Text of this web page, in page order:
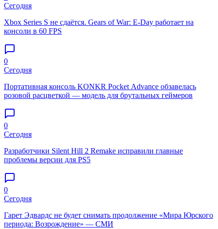
Сегодня
Xbox Series S не сдаётся. Gears of War: E-Day работает на
консоли в 60 FPS
0
Сегодня
Портативная консоль KONKR Pocket Advance обзавелась
розовой расцветкой — модель для брутальных геймеров
0
Сегодня
Разработчики Silent Hill 2 Remake исправили главные
проблемы версии для PS5
0
Сегодня
Гарет Эдвардс не будет снимать продолжение «Мира Юрского
периода: Возрождение» — СМИ